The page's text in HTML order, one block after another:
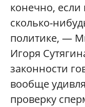
конечно, если
сколько-
политике, —
Игоря
законности
вообще
проверку